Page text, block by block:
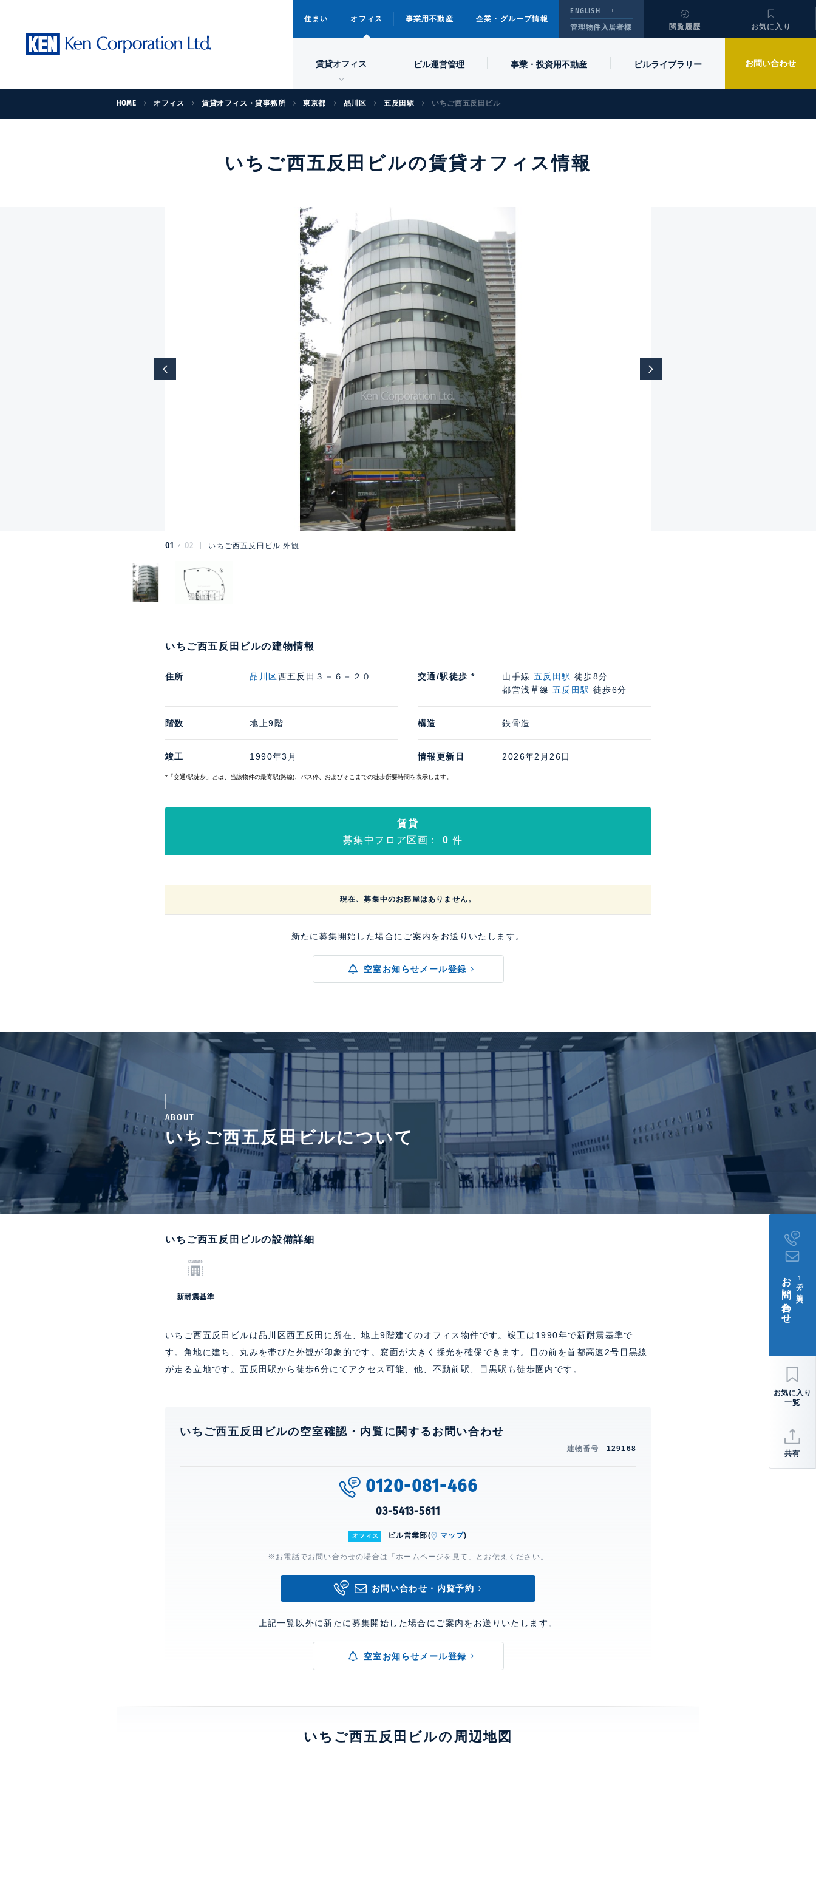
住まい オフィス 事業用不動産 企業・グループ情報
ENGLISH
管理物件入居者様
閲覧履歴 お気に入り
賃貸オフィス ビル運営管理 事業・投資用不動産 ビルライブラリー お問い合わせ
HOME オフィス 賃貸オフィス・貸事務所 東京都 品川区 五反田駅 いちご西五反田ビル
いちご西五反田ビルの賃貸オフィス情報
01 02 いちご西五反田ビル 外観
いちご西五反田ビルの建物情報
住所 品川区西五反田３－６－２０ 交通/駅徒歩 * 山手線五反田駅 徒歩8分
都営浅草線 五反田駅 徒歩6分
階数 地上9階 構造 鉄骨造
竣工 1990年3月 情報更新日 2026年2月26日
*「交通/駅徒歩」とは、当該物件の最寄駅(路線)、バス停、およびそこまでの徒歩所要時間を表示します。
賃貸
募集中フロア区画： 0 件
現在、募集中のお部屋はありません。
新たに募集開始した場合にご案内をお送りいたします。
空室お知らせメール登録
ABOUT
いちご西五反田ビルについて
いちご西五反田ビルの設備詳細
新耐震基準
いちご西五反田ビルは品川区西五反田に所在、地上9階建てのオフィス物件です。竣工は1990年で新耐震基準で
す。角地に建ち、丸みを帯びた外観が印象的です。窓面が大きく採光を確保できます。目の前を首都高速2号目黒線
が走る立地です。五反田駅から徒歩6分にてアクセス可能、他、不動前駅、目黒駅も徒歩圏内です。
いちご西五反田ビルの空室確認・内覧に関するお問い合わせ
建物番号 129168
0120-081-466
03-5413-5611
オフィス ビル営業部( マップ)
※お電話でお問い合わせの場合は「ホームページを見て」とお伝えください。
お問い合わせ・内覧予約
上記一覧以外に新たに募集開始した場合にご案内をお送りいたします。
空室お知らせメール登録
いちご西五反田ビルの周辺地図
１分で簡単入力
お問い合わせ
共有